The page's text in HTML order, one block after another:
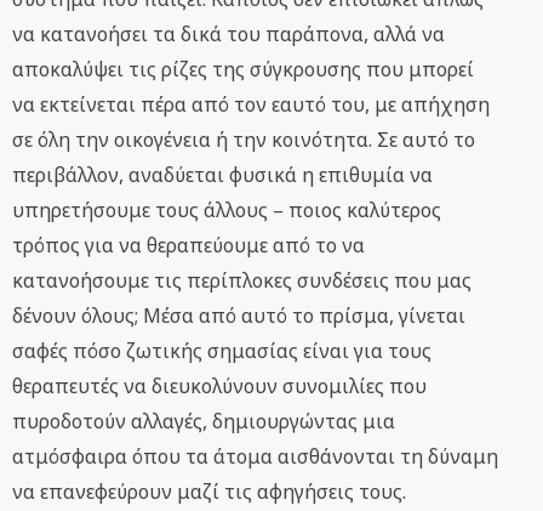
να κατανοήσει τα δικά του παράπονα, αλλά να
αποκαλύψει τις ρίζες της σύγκρουσης που μπορεί
να εκτείνεται πέρα από τον εαυτό του, με απήχηση
σε όλη την οικογένεια ή την κοινότητα. Σε αυτό το
περιβάλλον, αναδύεται φυσικά η επιθυμία να
υπηρετήσουμε τους άλλους – ποιος καλύτερος
τρόπος για να θεραπεύουμε από το να
κατανοήσουμε τις περίπλοκες συνδέσεις που μας
δένουν όλους; Μέσα από αυτό το πρίσμα, γίνεται
σαφές πόσο ζωτικής σημασίας είναι για τους
θεραπευτές να διευκολύνουν συνομιλίες που
πυροδοτούν αλλαγές, δημιουργώντας μια
ατμόσφαιρα όπου τα άτομα αισθάνονται τη δύναμη
να επανεφεύρουν μαζί τις αφηγήσεις τους.